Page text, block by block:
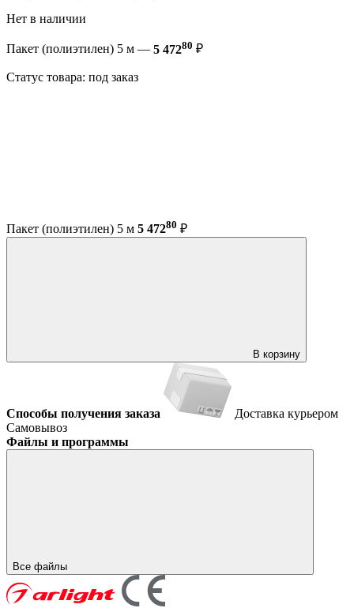
Нет в наличии
Пакет (полиэтилен) 5 м — 5 47280 ₽
Статус товара: под заказ
Пакет (полиэтилен) 5 м 5 47280 ₽
В корзину
Способы получения заказа
Доставка курьером
Самовывоз
Файлы и программы
Все файлы